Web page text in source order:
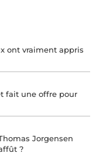
ont vraiment appris
fait une offre pour
Jorgensen
?